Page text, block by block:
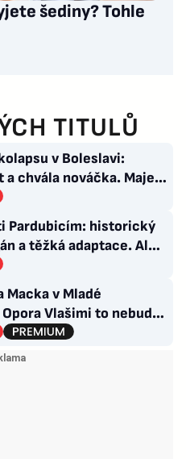
šediny? Tohle
TITULŮ
v Boleslavi:
a chvála nováčka. Majer
Pardubicím: historický
a těžká adaptace. Ale i
Macka v Mladé
Vlašimi to nebude,
Baníku